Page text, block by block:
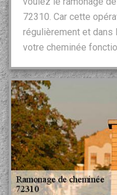
72310. Car cette
régulièrement et dans
votre cheminée